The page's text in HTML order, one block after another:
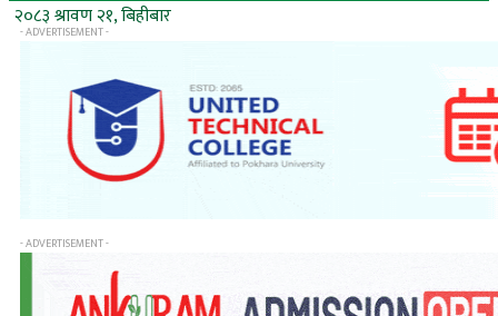
२०८३ श्रावण २१, बिहीबार
- ADVERTISEMENT -
- ADVERTISEMENT -